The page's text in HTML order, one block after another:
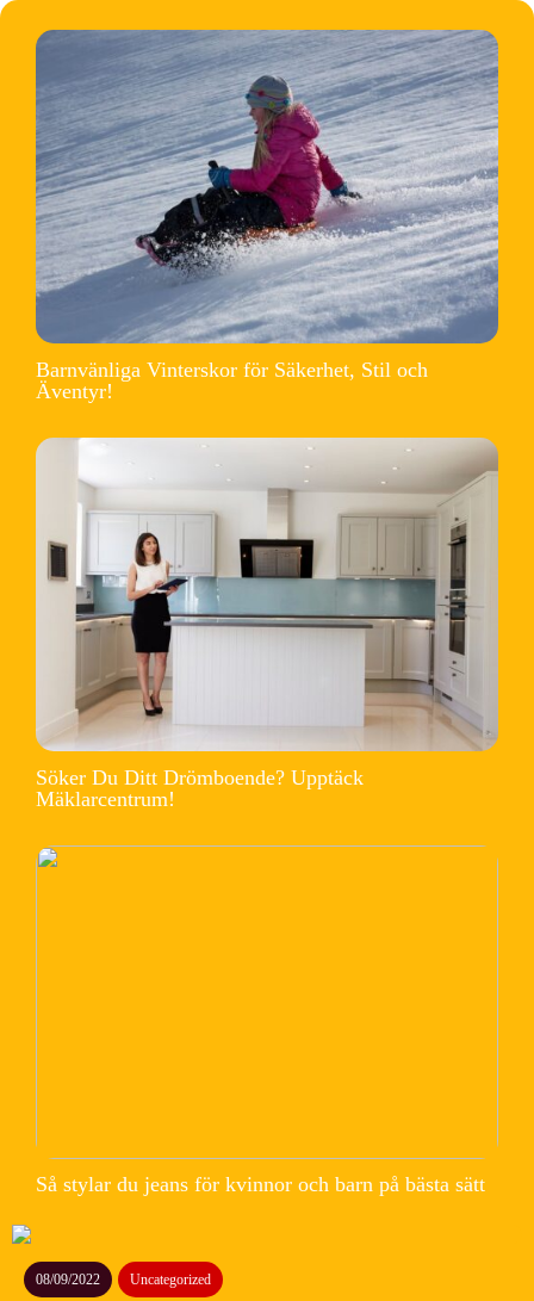
Barnvänliga Vinterskor för Säkerhet, Stil och
Äventyr!
Söker Du Ditt Drömboende? Upptäck
Mäklarcentrum!
Så stylar du jeans för kvinnor och barn på bästa sätt
08/09/2022 Uncategorized